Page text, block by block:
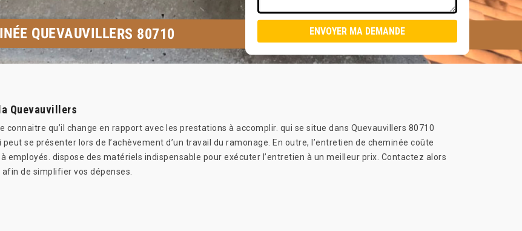
QUEVAUVILLERS 80710
Quevauvillers
connaitre qu’il change en rapport avec les prestations à accomplir. qui se situe dans Quevauvillers 80710
se présenter lors de l’achèvement d’un travail du ramonage. En outre, l’entretien de cheminée coûte
employés. dispose des matériels indispensable pour exécuter l’entretien à un meilleur prix. Contactez alors
de simplifier vos dépenses.